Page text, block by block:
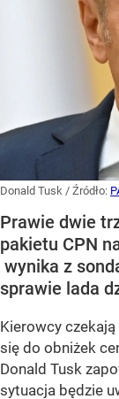
Donald Tusk / Źródło:
Prawie dwie
pakietu CPN
wynika z
sprawie lada
Kierowcy
się do obniżek
Donald Tusk
sytuacja będzie